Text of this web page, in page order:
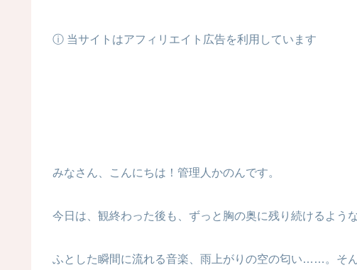
ⓘ 当サイトはアフィリエイト広告を利用しています
みなさん、こんにちは！管理人かのんです。
今日は、観終わった後も、ずっと胸の奥に残り続けるよう
ふとした瞬間に流れる音楽、雨上がりの空の匂い……。そ